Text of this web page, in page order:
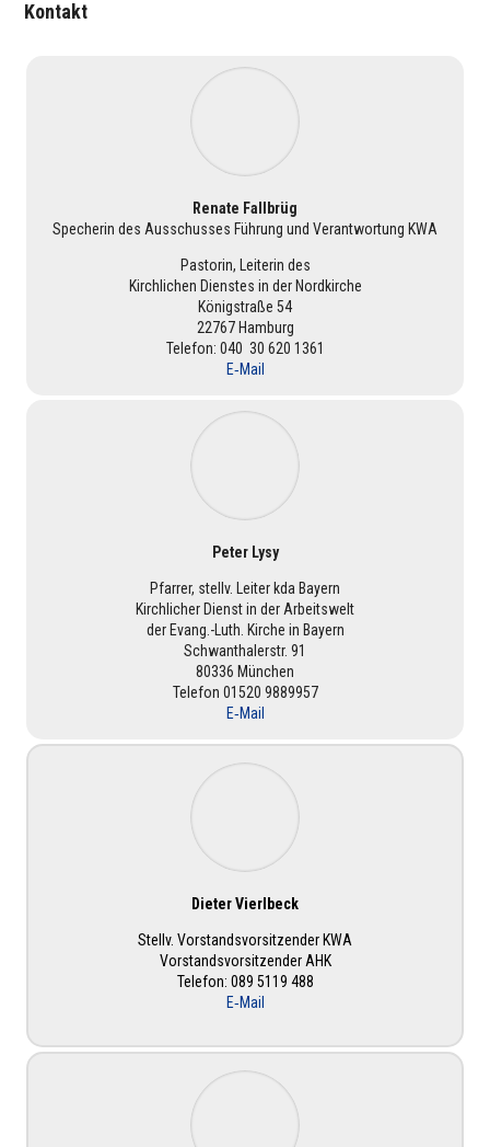
Kontakt
Renate Fallbrüg
Spe­che­rin des Aus­schus­ses Führung und Ver­ant­wor­tung KWA
Pastorin, Leiterin des
Kirch­li­chen Dienstes in der Nord­kir­che
König­straße 54
22767 Hamburg
Telefon: 040 30 620 1361
E‑Mail
Peter Lysy
Pfarrer, stellv. Leiter kda Bayern
Kirch­li­cher Dienst in der Arbeits­welt
der Evang.-Luth. Kirche in Bayern
Schwan­tha­ler­str. 91
80336 München
Telefon 01520 9889957
E‑Mail
Dieter Vier­l­beck
Stellv. Vor­stands­vor­sit­zen­der KWA
Vor­stands­vor­sit­zen­der AHK
Telefon: 089 5119 488
E‑Mail